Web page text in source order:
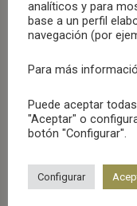
1 Chorizo
1 Vela
(400gr
1 caja de
artesano
1 caja de
analíticos y para
base a un perfil
navegación (por
Para más
Puede aceptar
"Aceptar" o
botón "Configurar".
Configurar